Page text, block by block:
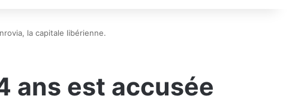
la capitale libérienne.
ans est accusée